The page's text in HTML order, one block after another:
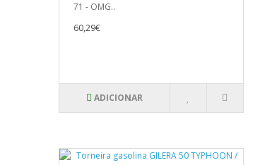
71 - OMG..
60,29€
ADICIONAR